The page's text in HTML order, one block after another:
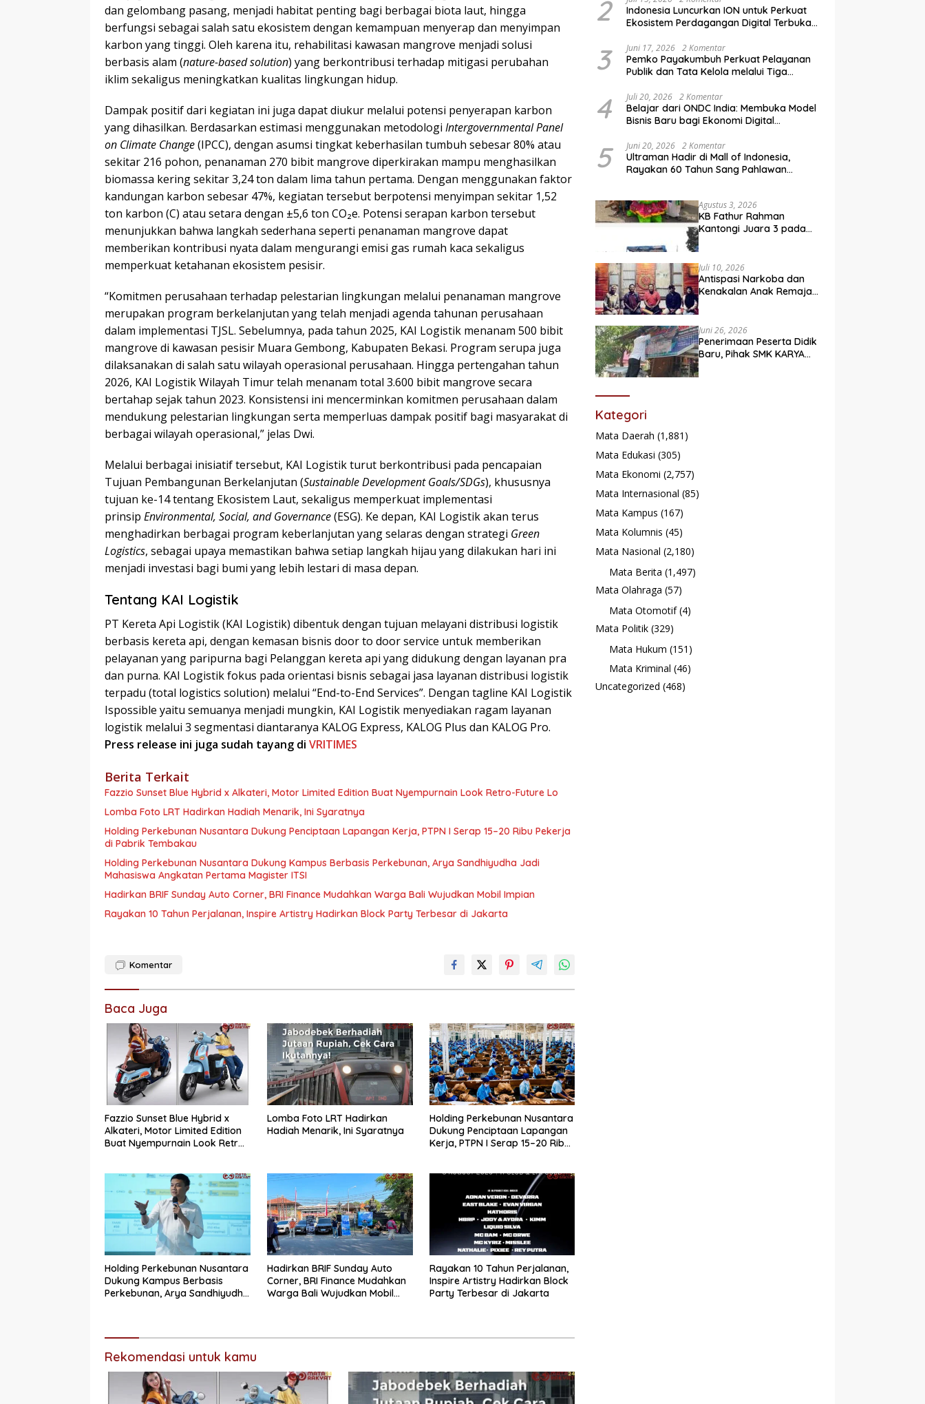
dan gelombang pasang, menjadi habitat penting bagi berbagai biota laut, hingga
berfungsi sebagai salah satu ekosistem dengan kemampuan menyerap dan menyimpan
karbon yang tinggi. Oleh karena itu, rehabilitasi kawasan mangrove menjadi solusi
berbasis alam (nature-based solution) yang berkontribusi terhadap mitigasi perubahan
iklim sekaligus meningkatkan kualitas lingkungan hidup.
Dampak positif dari kegiatan ini juga dapat diukur melalui potensi penyerapan karbon
yang dihasilkan. Berdasarkan estimasi menggunakan metodologi Intergovernmental Panel
on Climate Change(IPCC), dengan asumsi tingkat keberhasilan tumbuh sebesar 80% atau
sekitar 216 pohon, penanaman 270 bibit mangrove diperkirakan mampu menghasilkan
biomassa kering sekitar 3,24 ton dalam lima tahun pertama. Dengan menggunakan faktor
kandungan karbon sebesar 47%, kegiatan tersebut berpotensi menyimpan sekitar 1,52
ton karbon (C) atau setara dengan ±5,6 ton CO₂e. Potensi serapan karbon tersebut
menunjukkan bahwa langkah sederhana seperti penanaman mangrove dapat
memberikan kontribusi nyata dalam mengurangi emisi gas rumah kaca sekaligus
memperkuat ketahanan ekosistem pesisir.
“Komitmen perusahaan terhadap pelestarian lingkungan melalui penanaman mangrove
merupakan program berkelanjutan yang telah menjadi agenda tahunan perusahaan
dalam implementasi TJSL. Sebelumnya, pada tahun 2025, KAI Logistik menanam 500 bibit
mangrove di kawasan pesisir Muara Gembong, Kabupaten Bekasi. Program serupa juga
dilaksanakan di salah satu wilayah operasional perusahaan. Hingga pertengahan tahun
2026, KAI Logistik Wilayah Timur telah menanam total 3.600 bibit mangrove secara
bertahap sejak tahun 2023. Konsistensi ini mencerminkan komitmen perusahaan dalam
mendukung pelestarian lingkungan serta memperluas dampak positif bagi masyarakat di
berbagai wilayah operasional,” jelas Dwi.
Melalui berbagai inisiatif tersebut, KAI Logistik turut berkontribusi pada pencapaian
Tujuan Pembangunan Berkelanjutan (Sustainable Development Goals/SDGs), khususnya
tujuan ke-14 tentang Ekosistem Laut, sekaligus memperkuat implementasi
prinsip Environmental, Social, and Governance(ESG). Ke depan, KAI Logistik akan terus
menghadirkan berbagai program keberlanjutan yang selaras dengan strategi Green
Logistics, sebagai upaya memastikan bahwa setiap langkah hijau yang dilakukan hari ini
menjadi investasi bagi bumi yang lebih lestari di masa depan.
Tentang KAI Logistik
PT Kereta Api Logistik (KAI Logistik) dibentuk dengan tujuan melayani distribusi logistik
berbasis kereta api, dengan kemasan bisnis door to door service untuk memberikan
pelayanan yang paripurna bagi Pelanggan kereta api yang didukung dengan layanan pra
dan purna. KAI Logistik fokus pada orientasi bisnis sebagai jasa layanan distribusi logistik
terpadu (total logistics solution) melalui “End-to-End Services”. Dengan tagline KAI Logistik
Ispossible yaitu semuanya menjadi mungkin, KAI Logistik menyediakan ragam layanan
logistik melalui 3 segmentasi diantaranya KALOG Express, KALOG Plus dan KALOG Pro.
Press release ini juga sudah tayang di VRITIMES
Berita Terkait
Fazzio Sunset Blue Hybrid x Alkateri, Motor Limited Edition Buat Nyempurnain Look Retro-Future Lo
Lomba Foto LRT Hadirkan Hadiah Menarik, Ini Syaratnya
Holding Perkebunan Nusantara Dukung Penciptaan Lapangan Kerja, PTPN I Serap 15–20 Ribu Pekerja
di Pabrik Tembakau
Holding Perkebunan Nusantara Dukung Kampus Berbasis Perkebunan, Arya Sandhiyudha Jadi
Mahasiswa Angkatan Pertama Magister ITSI
Hadirkan BRIF Sunday Auto Corner, BRI Finance Mudahkan Warga Bali Wujudkan Mobil Impian
Rayakan 10 Tahun Perjalanan, Inspire Artistry Hadirkan Block Party Terbesar di Jakarta
Komentar
Baca Juga
Fazzio Sunset Blue Hybrid x
Alkateri, Motor Limited Edition
Buat Nyempurnain Look Retro-
Lomba Foto LRT Hadirkan
Hadiah Menarik, Ini Syaratnya
Holding Perkebunan Nusantara
Dukung Penciptaan Lapangan
Kerja, PTPN I Serap 15–20 Ribu
Holding Perkebunan Nusantara
Dukung Kampus Berbasis
Perkebunan, Arya Sandhiyudha
Hadirkan BRIF Sunday Auto
Corner, BRI Finance Mudahkan
Warga Bali Wujudkan Mobil
Rayakan 10 Tahun Perjalanan,
Inspire Artistry Hadirkan Block
Party Terbesar di Jakarta
Rekomendasi untuk kamu
2
Indonesia Luncurkan ION untuk Perkuat
Ekosistem Perdagangan Digital Terbuka
3 Juni 17, 2026 2 Komentar
Pemko Payakumbuh Perkuat Pelayanan
Publik dan Tata Kelola melalui Tiga
4 Juli 20, 2026 2 Komentar
Belajar dari ONDC India: Membuka Model
Bisnis Baru bagi Ekonomi Digital
5 Juni 20, 2026 2 Komentar
Ultraman Hadir di Mall of Indonesia,
Rayakan 60 Tahun Sang Pahlawan
Agustus 3, 2026
KB Fathur Rahman
Kantongi Juara 3 pada
Juli 10, 2026
Antispasi Narkoba dan
Kenakalan Anak Remaja,
Surau
Juni 26, 2026
Penerimaan Peserta Didik
Baru, Pihak SMK KARYA
Kategori
Mata Daerah (1,881)
Mata Edukasi (305)
Mata Ekonomi (2,757)
Mata Internasional (85)
Mata Kampus (167)
Mata Kolumnis (45)
Mata Nasional (2,180)
Mata Berita (1,497)
Mata Olahraga (57)
Mata Otomotif(4)
Mata Politik (329)
Mata Hukum (151)
Mata Kriminal (46)
Uncategorized (468)